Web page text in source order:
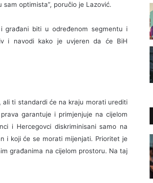
optimista”, poručio je Lazović.
biti u određenom segmentu i
i navodi kako je uvjeren da će BiH
ali ti standardi će na kraju morati urediti
garantuje i primjenjuje na cijelom
i Hercegovci diskriminisani samo na
i koji će se morati mijenjati. Prioritet je
građanima na cijelom prostoru. Na taj